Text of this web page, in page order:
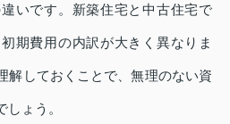
いです。新築住宅と中古住宅で
期費用の内訳が大きく異なりま
解しておくことで、無理のない資
ょう。